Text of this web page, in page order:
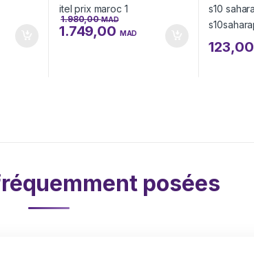
1.749,00 MAD
1.980,00MAD
123,00
posées